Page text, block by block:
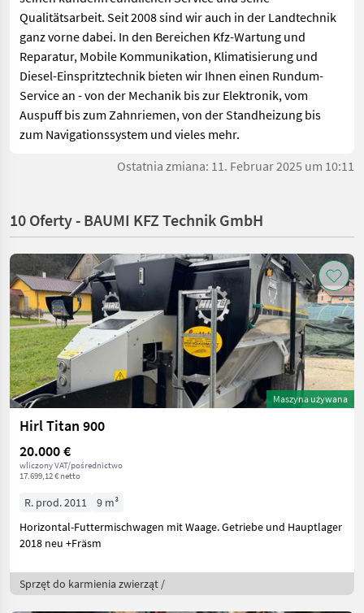
Qualitätsarbeit. Seit 2008 sind wir auch in der Landtechnik
ganz vorne dabei. In den Bereichen Kfz-Wartung und
Reparatur, Mobile Kommunikation, Klimatisierung und
Diesel-Einspritztechnik bieten wir Ihnen einen Rundum-
Service an - von der Mechanik bis zur Elektronik, vom
Auspuff bis zum Zahnriemen, von der Standheizung bis
zum Navigationssystem und vieles mehr.
Ostatnia zmiana: 11. Februar 2025 um 10:11
10 Oferty - BAUMI KFZ Technik GmbH
Maszyna używana
Hirl Titan 900
20.000 €
wliczony VAT/pośrednictwo
17.699,12 € netto
R. prod. 2011
9 m³
Horizontal-Futtermischwagen mit Waage. Getriebe und Hauptlager
2018 neu +Fräsm
Sprzęt do karmienia zwierząt /